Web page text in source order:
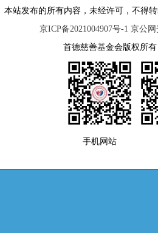
本站发布的所有内容，未经许可，不得
京ICP备2021004907号-1 京公网
首德慈善基金会版权所有
手机网站